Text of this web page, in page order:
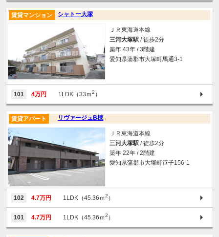
シャトー大塚
賃貸マンション
ＪＲ東海道本線
三河大塚駅 / 徒歩2分
築年 43年 / 3階建
愛知県蒲郡市大塚町馬通3-1
101 4万円 1LDK（33ｍ2 ）
リヴァージュB棟
賃貸アパート
ＪＲ東海道本線
三河大塚駅 / 徒歩2分
築年 22年 / 2階建
愛知県蒲郡市大塚町笹子156-1
102 4.7万円 1LDK（45.36ｍ2 ）
101 4.7万円 1LDK（45.36ｍ2 ）